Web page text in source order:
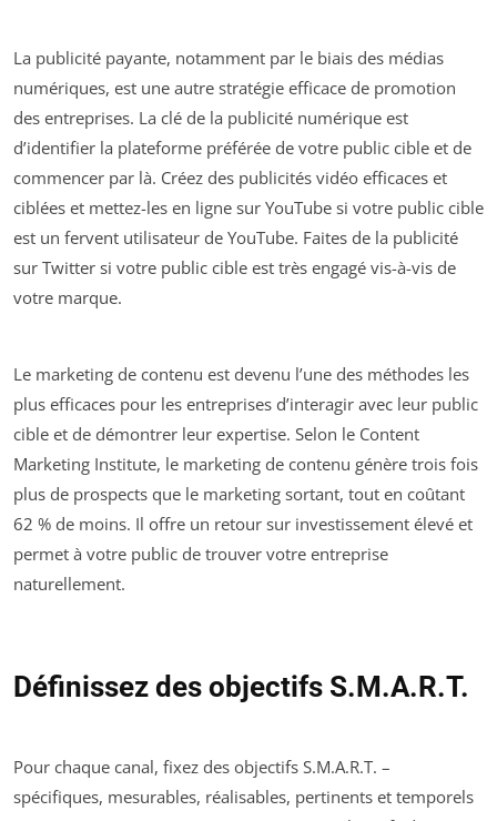
La publicité payante, notamment par le biais des médias
numériques, est une autre stratégie efficace de promotion
des entreprises. La clé de la publicité numérique est
d’identifier la plateforme préférée de votre public cible et de
commencer par là. Créez des publicités vidéo efficaces et
ciblées et mettez-les en ligne sur YouTube si votre public cible
est un fervent utilisateur de YouTube. Faites de la publicité
sur Twitter si votre public cible est très engagé vis-à-vis de
votre marque.
Le marketing de contenu est devenu l’une des méthodes les
plus efficaces pour les entreprises d’interagir avec leur public
cible et de démontrer leur expertise. Selon le Content
Marketing Institute, le marketing de contenu génère trois fois
plus de prospects que le marketing sortant, tout en coûtant
62 % de moins. Il offre un retour sur investissement élevé et
permet à votre public de trouver votre entreprise
naturellement.
Définissez des objectifs S.M.A.R.T.
Pour chaque canal, fixez des objectifs S.M.A.R.T. –
spécifiques, mesurables, réalisables, pertinents et temporels